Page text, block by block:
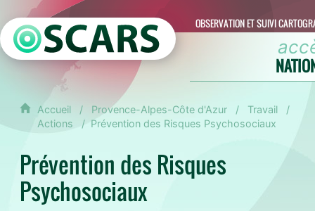
OBSERVATION ET SUIVI
Accueil Provence-Alpes-Côte d'Azur
Travail
Actions
Prévention des Risques Psychosociaux
Prévention des Risques
Psychosociaux